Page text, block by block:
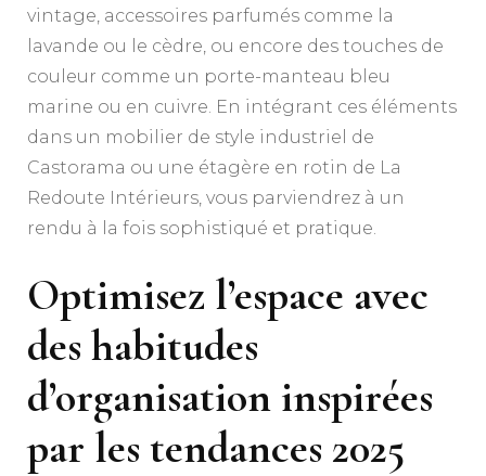
vintage, accessoires parfumés comme la
lavande ou le cèdre, ou encore des touches de
couleur comme un porte-manteau bleu
marine ou en cuivre. En intégrant ces éléments
dans un mobilier de style industriel de
Castorama ou une étagère en rotin de La
Redoute Intérieurs, vous parviendrez à un
rendu à la fois sophistiqué et pratique.
Optimisez l’espace avec
des habitudes
d’organisation inspirées
par les tendances 2025